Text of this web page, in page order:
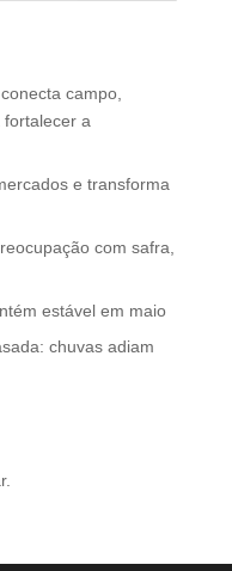
campo,
a
e transforma
com safra,
estável em maio
chuvas adiam